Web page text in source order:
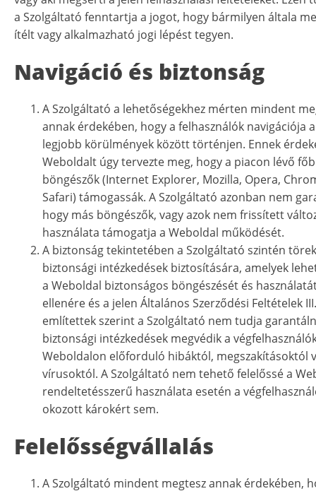
a Szolgáltató fenntartja a jogot, hogy bármilyen általa
ítélt vagy alkalmazható jogi lépést tegyen.
Navigáció és biztonság
A Szolgáltató a lehetőségekhez mérten mindent
annak érdekében, hogy a felhasználók navigációja
legjobb körülmények között történjen. Ennek
Weboldalt úgy tervezte meg, hogy a piacon lévő
böngészők (Internet Explorer, Mozilla, Opera,
Safari) támogassák. A Szolgáltató azonban nem
hogy más böngészők, vagy azok nem frissített
használata támogatja a Weboldal működését.
A biztonság tekintetében a Szolgáltató szintén
biztonsági intézkedések biztosítására, amelyek
a Weboldal biztonságos böngészését és
ellenére és a jelen Általános Szerződési Feltételek
említettek szerint a Szolgáltató nem tudja
biztonsági intézkedések megvédik a
Weboldalon előforduló hibáktól, megszakításoktól
vírusoktól. A Szolgáltató nem tehető felelőssé a
rendeltetésszerű használata esetén a
okozott károkért sem.
Felelősségvállalás
A Szolgáltató mindent megtesz annak érdekében,